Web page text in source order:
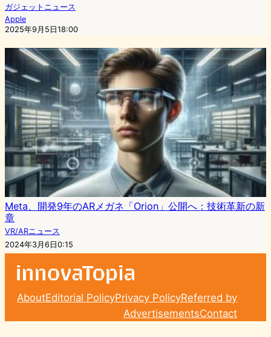
ガジェットニュース
Apple
2025年9月5日18:00
Meta、開発9年のARメガネ「Orion」公開へ：技術革新の新
章
VR/ARニュース
2024年3月6日0:15
AboutEditorial PolicyPrivacy PolicyReferred by
AdvertisementsContact